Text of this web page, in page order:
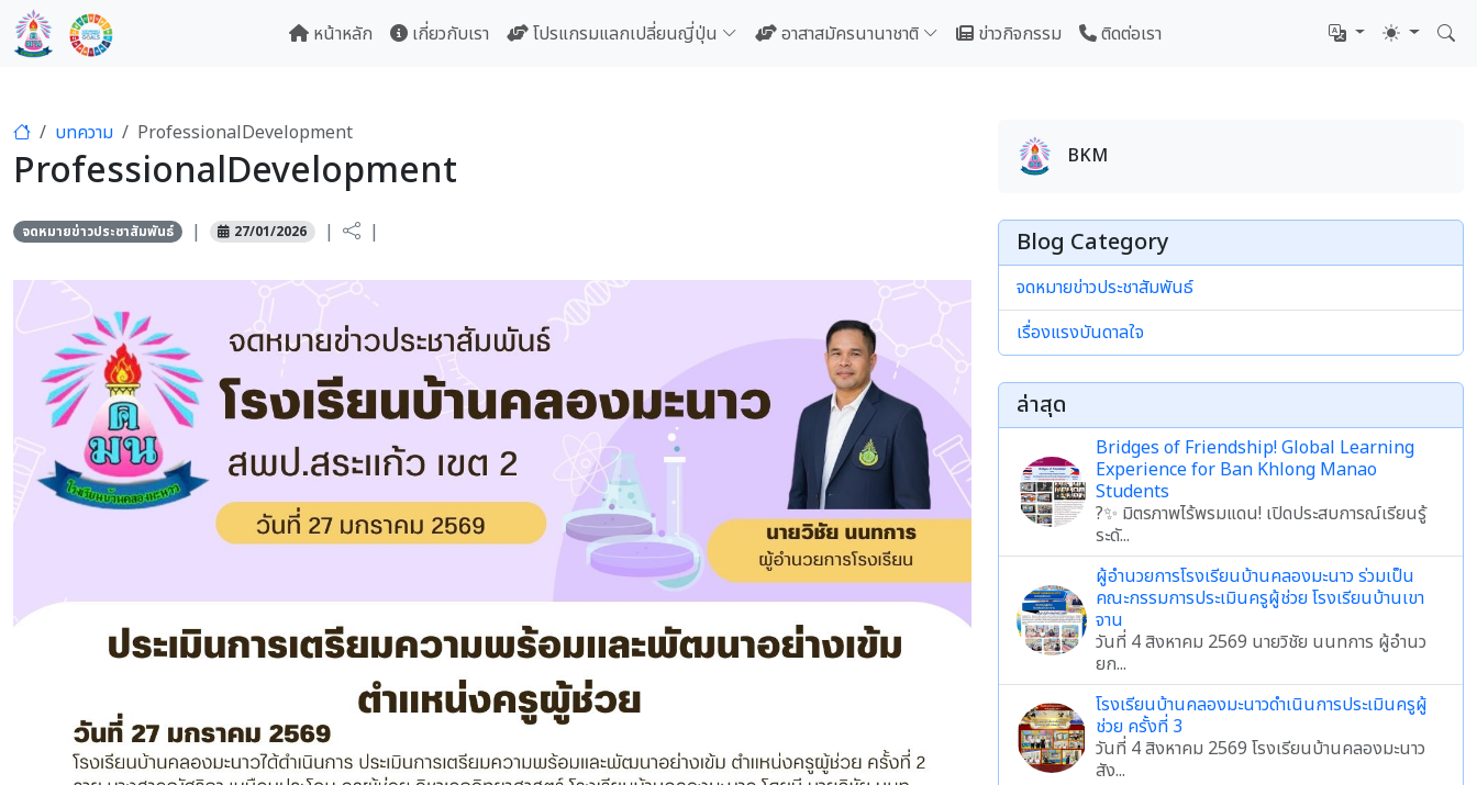
หน้าหลัก เกี่ยวกับเรา โปรแกรมแลกเปลี่ยนญี่ปุ่น อาสาสมัครนานาชาติ ข่าวกิจกรรม ติดต่อเรา
บทความ ProfessionalDevelopment
ProfessionalDevelopment
จดหมายข่าวประชาสัมพันธ์ | 27/01/2026 | |
BKM
Blog Category
จดหมายข่าวประชาสัมพันธ์
เรื่องแรงบันดาลใจ
ล่าสุด
Bridges of Friendship! Global Learning
Experience for Ban Khlong Manao
Students
?✨ มิตรภาพไร้พรมแดน! เปิดประสบการณ์เรียนรู้
ระดั...
ผู้อำนวยการโรงเรียนบ้านคลองมะนาว ร่วมเป็น
คณะกรรมการประเมินครูผู้ช่วย โรงเรียนบ้านเขา
จาน
วันที่ 4 สิงหาคม 2569 นายวิชัย นนทการ ผู้อำนว
ยก...
โรงเรียนบ้านคลองมะนาวดำเนินการประเมินครูผู้
ช่วย ครั้งที่ 3
วันที่ 4 สิงหาคม 2569 โรงเรียนบ้านคลองมะนาว
สัง...